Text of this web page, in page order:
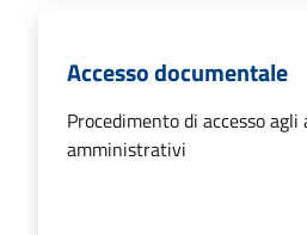
Accesso documentale
Procedimento di accesso
amministrativi